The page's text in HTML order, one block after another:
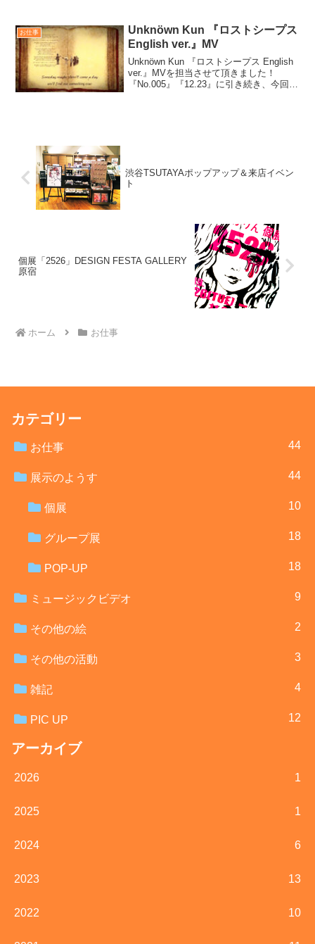
お仕事
Unknöwn Kun 『ロストシープス
English ver.』MV
Unknöwn Kun 『ロストシープス English
ver.』MVを担当させて頂きました！
『No.005』『12.23』に引き続き、今回で
渋谷TSUTAYAポップアップ＆来店イベン
ト
個展「2526」DESIGN FESTA GALLERY
原宿
ホーム お仕事
カテゴリー
お仕事 44
展示のようす 44
個展 10
グループ展 18
POP-UP 18
ミュージックビデオ 9
その他の絵 2
その他の活動 3
雑記 4
PIC UP 12
アーカイブ
2026 1
2025 1
2024 6
2023 13
2022 10